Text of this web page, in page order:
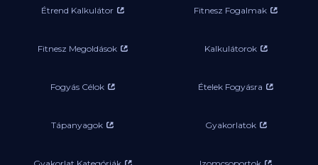
Étrend Kalkulátor Fitnesz Fogalmak
Fitnesz Megoldások Kalkulátorok
Fogyás Célok Ételek Fogyásra
Tápanyagok Gyakorlatok